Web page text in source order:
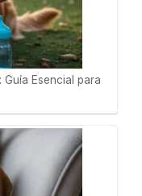
Esencial para